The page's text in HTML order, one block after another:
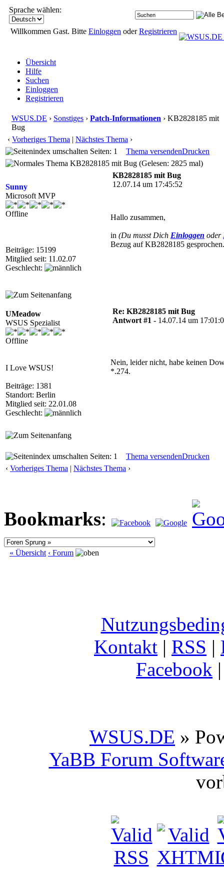
Sprache wählen:
Willkommen Gast. Bitte Einloggen oderRegistrieren
Übersicht
Hilfe
Suchen
Einloggen
Registrieren
WSUS.DE › Sonstiges › Patch-Informationen › KB2828185 mit
Bug
‹ Vorheriges Thema | Nächstes Thema ›
Seiten: 1
Thema versendenDrucken
KB2828185 mit Bug (Gelesen: 2825 mal)
Sunny
Microsoft MVP
Offline
Beiträge: 15199
Mitglied seit: 11.02.07
Geschlecht:
KB2828185 mit Bug
12.07.14 um 17:45:52
Hallo zusammen,
in (Du musst Dich Einloggen oder
Bezug auf KB2828185
UMeadow
WSUS Spezialist
Offline
I Love WSUS!
Beiträge: 1381
Standort: Berlin
Mitglied seit: 22.01.08
Geschlecht:
Re: KB2828185 mit Bug
Antwort #1 - 14.07.14 um
Nein, leider nicht, habe keinen
*.274.
Seiten: 1 Thema versendenDrucken
‹ Vorheriges Thema | Nächstes Thema ›
Bookmarks:
« Übersicht ‹ Forum
Kontakt | RSS |
Facebook
WSUS.DE »
YaBB Forum